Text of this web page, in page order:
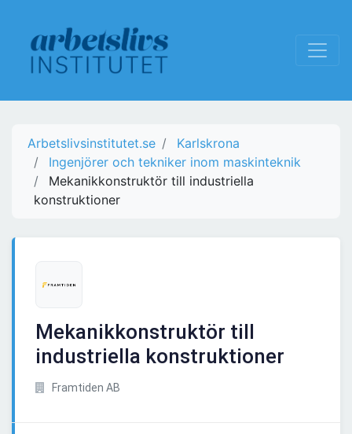
Arbetslivsinstitutet.se
Karlskrona
Ingenjörer och tekniker inom maskinteknik
Mekanikkonstruktör till industriella
konstruktioner
Mekanikkonstruktör till
industriella konstruktioner
Framtiden AB